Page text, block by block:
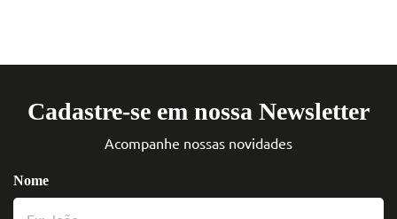
Cadastre-se em nossa Newsletter
Acompanhe nossas novidades
Nome